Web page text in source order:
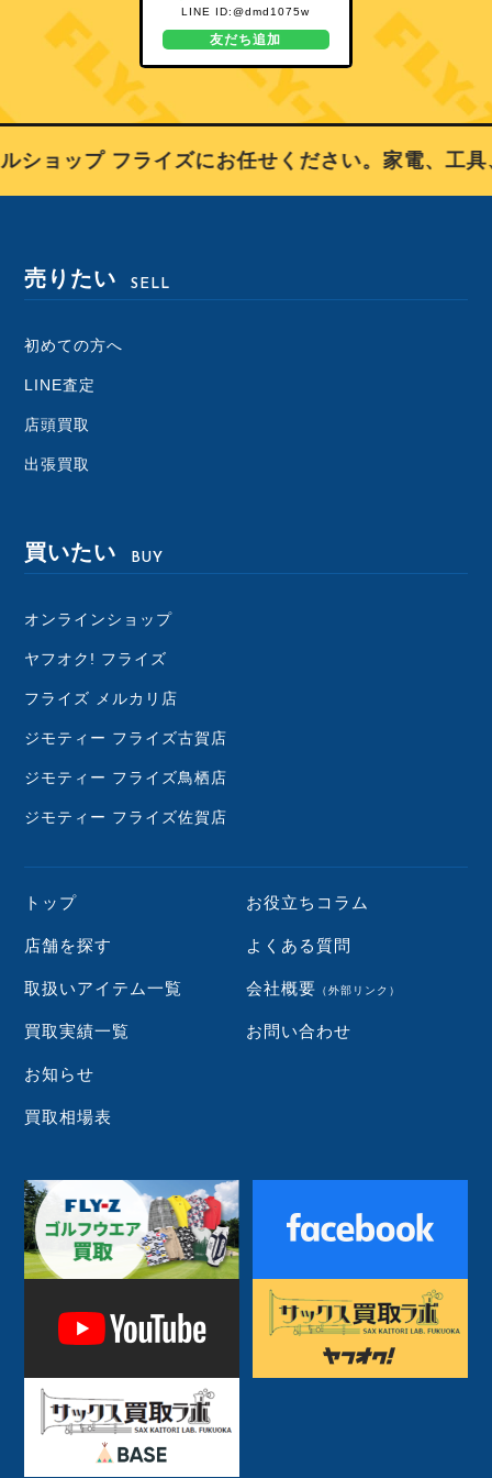
LINE ID:@dmd1075w
友だち追加
ョップ フライズにお任せください。家電、工
売りたい SELL
初めての方へ
LINE査定
店頭買取
出張買取
買いたい BUY
オンラインショップ
ヤフオク! フライズ
フライズ メルカリ店
ジモティー フライズ古賀店
ジモティー フライズ鳥栖店
ジモティー フライズ佐賀店
トップ
店舗を探す
取扱いアイテム一覧
買取実績一覧
お知らせ
買取相場表
お役立ちコラム
よくある質問
会社概要 （外部リンク）
お問い合わせ